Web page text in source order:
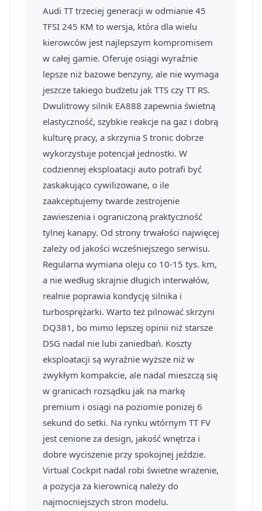
Audi TT trzeciej generacji w odmianie 45
TFSI 245 KM to wersja, która dla wielu
kierowców jest najlepszym kompromisem
w całej gamie. Oferuje osiągi wyraźnie
lepsze niż bazowe benzyny, ale nie wymaga
jeszcze takiego budżetu jak TTS czy TT RS.
Dwulitrowy silnik EA888 zapewnia świetną
elastyczność, szybkie reakcje na gaz i dobrą
kulturę pracy, a skrzynia S tronic dobrze
wykorzystuje potencjał jednostki. W
codziennej eksploatacji auto potrafi być
zaskakująco cywilizowane, o ile
zaakceptujemy twarde zestrojenie
zawieszenia i ograniczoną praktyczność
tylnej kanapy. Od strony trwałości najwięcej
zależy od jakości wcześniejszego serwisu.
Regularna wymiana oleju co 10-15 tys. km,
a nie według skrajnie długich interwałów,
realnie poprawia kondycję silnika i
turbosprężarki. Warto też pilnować skrzyni
DQ381, bo mimo lepszej opinii niż starsze
DSG nadal nie lubi zaniedbań. Koszty
eksploatacji są wyraźnie wyższe niż w
zwykłym kompakcie, ale nadal mieszczą się
w granicach rozsądku jak na markę
premium i osiągi na poziomie poniżej 6
sekund do setki. Na rynku wtórnym TT FV
jest cenione za design, jakość wnętrza i
dobre wyciszenie przy spokojnej jeździe.
Virtual Cockpit nadal robi świetne wrażenie,
a pozycja za kierownicą należy do
najmocniejszych stron modelu.